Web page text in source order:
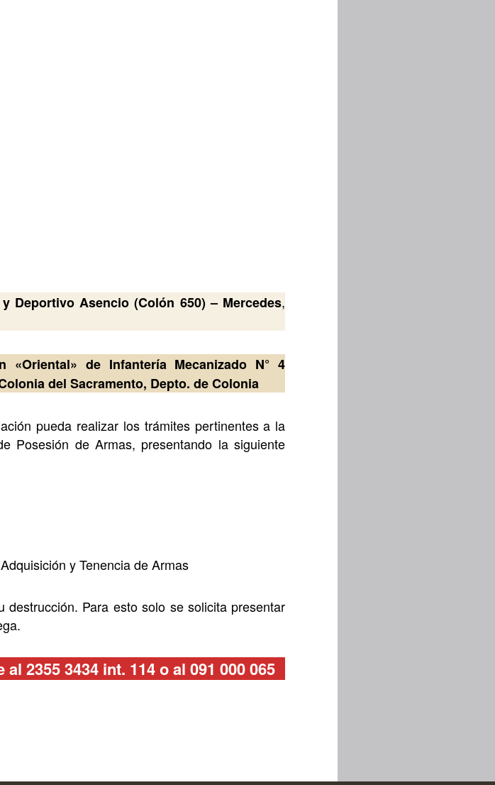
Deportivo Asencio (Colón 650) – Mercedes,
de Infantería Mecanizado N° 4
del Sacramento, Depto. de Colonia
pueda realizar los trámites pertinentes a la
Posesión de Armas, presentando la siguiente
y Tenencia de Armas
Para esto solo se solicita presentar
2355 3434 int. 114 o al 091 000 065